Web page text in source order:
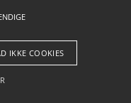
Aps
IKKE COOKIES